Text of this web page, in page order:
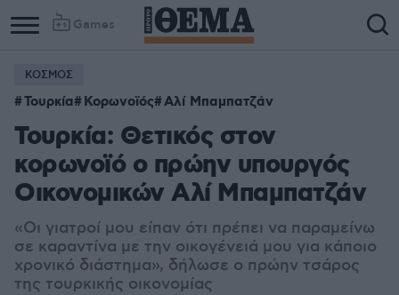
Games
ΚΟΣΜΟΣ
Τουρκία Κορωνοϊός Αλί Μπαμπατζάν
Τουρκία: Θετικός στον
κορωνοϊό ο πρώην υπουργός
Οικονομικών Αλί Μπαμπατζάν
«Οι γιατροί μου είπαν ότι πρέπει να παραμείνω
σε καραντίνα με την οικογένειά μου για κάποιο
χρονικό διάστημα», δήλωσε ο πρώην τσάρος
της τουρκικής οικονομίας